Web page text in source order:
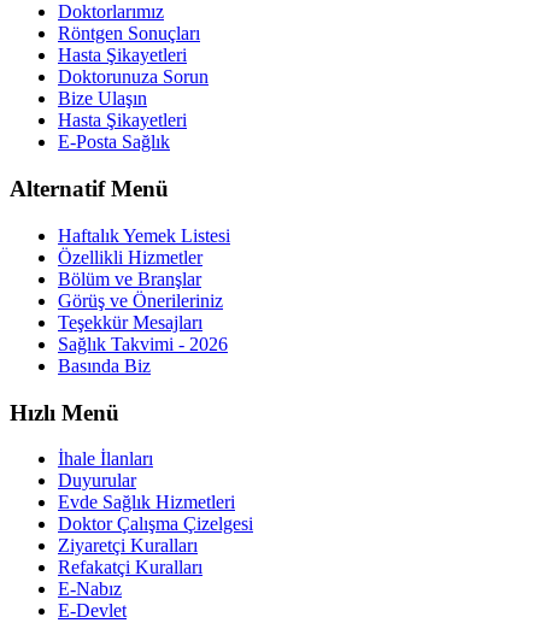
Doktorlarımız
Röntgen Sonuçları
Hasta Şikayetleri
Doktorunuza Sorun
Bize Ulaşın
Hasta Şikayetleri
E-Posta Sağlık
Alternatif Menü
Haftalık Yemek Listesi
Özellikli Hizmetler
Bölüm ve Branşlar
Görüş ve Önerileriniz
Teşekkür Mesajları
Sağlık Takvimi - 2026
Basında Biz
Hızlı Menü
İhale İlanları
Duyurular
Evde Sağlık Hizmetleri
Doktor Çalışma Çizelgesi
Ziyaretçi Kuralları
Refakatçi Kuralları
E-Nabız
E-Devlet